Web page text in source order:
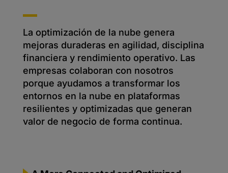
La optimización de la nube genera
mejoras duraderas en agilidad, disciplina
financiera y rendimiento operativo. Las
empresas colaboran con nosotros
porque ayudamos a transformar los
entornos en la nube en plataformas
resilientes y optimizadas que generan
valor de negocio de forma continua.